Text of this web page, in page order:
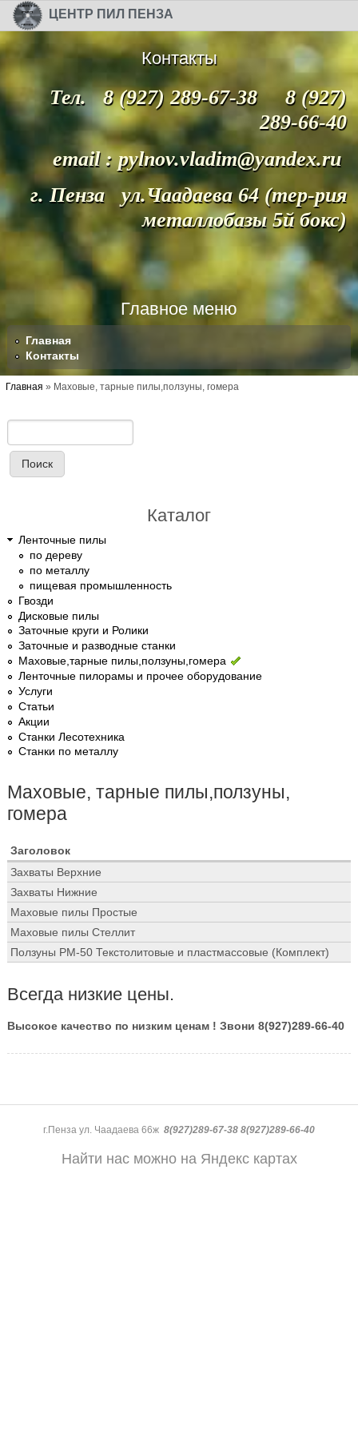
Перейти к основному содержанию
Skip to search
ЦЕНТР ПИЛ ПЕНЗА
Контакты
Тел. 8 (927) 289-67-38 8 (927)
289-66-40
email : pylnov.vladim@yandex.ru
г. Пенза ул.Чаадаева 64 (тер-рия
металлобазы 5й бокс)
Главное меню
Главная
Контакты
Вы здесь
Главная » Маховые, тарные пилы,ползуны, гомера
Поиск
Каталог
Ленточные пилы
по дереву
по металлу
пищевая промышленность
Гвозди
Дисковые пилы
Заточные круги и Ролики
Заточные и разводные станки
Маховые,тарные пилы,ползуны,гомера
Ленточные пилорамы и прочее оборудование
Услуги
Статьи
Акции
Станки Лесотехника
Станки по металлу
Маховые, тарные пилы,ползуны,
гомера
Заголовок
Захваты Верхние
Захваты Нижние
Маховые пилы Простые
Маховые пилы Стеллит
Ползуны РМ-50 Текстолитовые и пластмассовые (Комплект)
Всегда низкие цены.
Высокое качество по низким ценам ! Звони 8(927)289-66-40
г.Пенза ул. Чаадаева 66ж 8(927)289-67-38 8(927)289-66-40
Найти нас можно на Яндекс картах